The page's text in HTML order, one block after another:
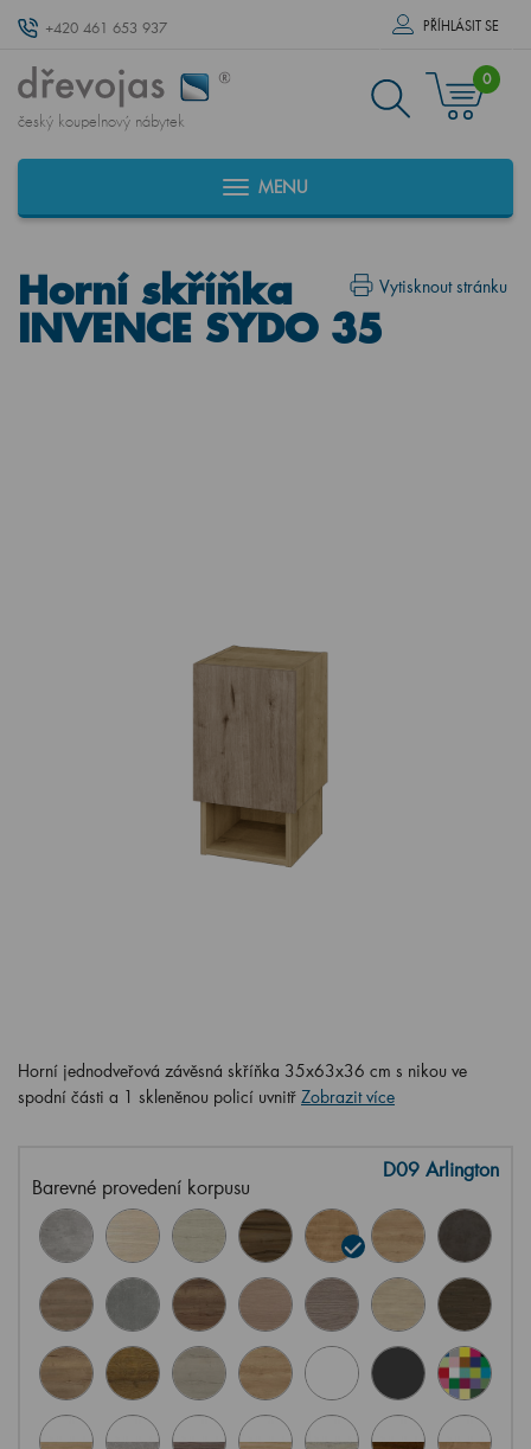
+420 461 653 937 PŘÍHLÁSIT SE
český koupelnový nábytek
0
MENU
Vytisknout stránku
Horní skříňka
INVENCE SYDO 35
Horní jednodveřová závěsná skříňka 35x63x36 cm s nikou ve
spodní části a 1 skleněnou policí uvnitř Zobrazit více
Barevné provedení korpusu
D09 Arlington